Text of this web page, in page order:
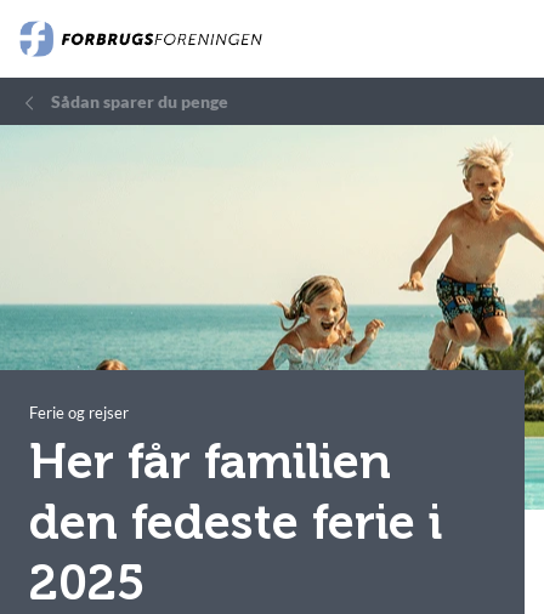
Sådan sparer du penge
Ferie og rejser
Her får familien
den fedeste ferie i
2025